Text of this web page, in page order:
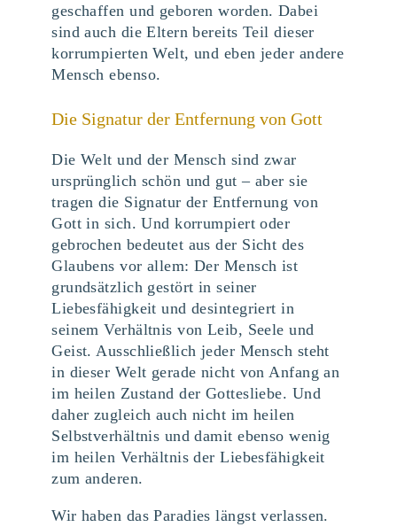
geschaffen und geboren worden. Dabei
sind auch die Eltern bereits Teil dieser
korrumpierten Welt, und eben jeder andere
Mensch ebenso.
Die Signatur der Entfernung von Gott
Die Welt und der Mensch sind zwar
ursprünglich schön und gut – aber sie
tragen die Signatur der Entfernung von
Gott in sich. Und korrumpiert oder
gebrochen bedeutet aus der Sicht des
Glaubens vor allem: Der Mensch ist
grundsätzlich gestört in seiner
Liebesfähigkeit und desintegriert in
seinem Verhältnis von Leib, Seele und
Geist. Ausschließlich jeder Mensch steht
in dieser Welt gerade nicht von Anfang an
im heilen Zustand der Gottesliebe. Und
daher zugleich auch nicht im heilen
Selbstverhältnis und damit ebenso wenig
im heilen Verhältnis der Liebesfähigkeit
zum anderen.
Wir haben das Paradies längst verlassen.